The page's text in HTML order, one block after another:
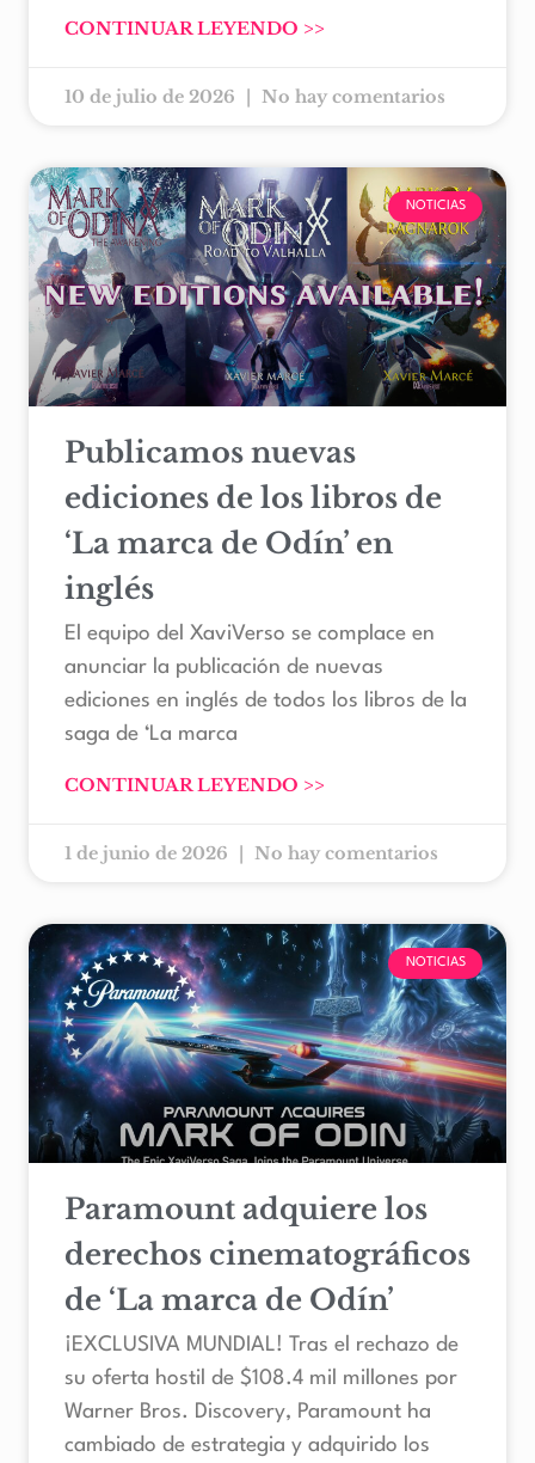
CONTINUAR LEYENDO >>
10 de julio de 2026 No hay comentarios
NOTICIAS
Publicamos nuevas
ediciones de los libros de
‘La marca de Odín’ en
inglés
El equipo del XaviVerso se complace en
anunciar la publicación de nuevas
ediciones en inglés de todos los libros de la
saga de ‘La marca
CONTINUAR LEYENDO >>
1 de junio de 2026 No hay comentarios
NOTICIAS
Paramount adquiere los
derechos cinematográficos
de ‘La marca de Odín’
¡EXCLUSIVA MUNDIAL! Tras el rechazo de
su oferta hostil de $108.4 mil millones por
Warner Bros. Discovery, Paramount ha
cambiado de estrategia y adquirido los